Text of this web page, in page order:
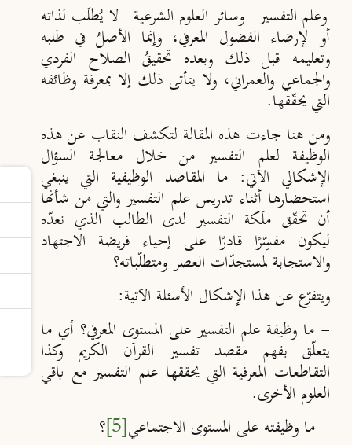
وعلم التفسير -وسائر العلوم الشرعية- لا يطلب لذاته
أو لإرضاء الفضول المعرفي، وإنما الأصلفي طلبه
وتعليمه قبل ذلك وبعده تحقيقُ الصلاح الفردي
والجماعي والعمراني، ولا يتأتى ذلك إلا بمعرفة وظائفه
التي يحقّقها.
ومن هنا جاءت هذه المقالة لتكشف النقاب عن هذه
الوظيفة لعلم التفسير من خلال معالجة السؤال
الإشكالي الآتي: ما المقاصد الوظيفية التي ينبغي
استحضارها أثناء تدريس علم التفسير والتي من شأنها
أن تحقّق ملَكة التفسير لدى الطالب الذي نعدّه
ليكون مفسِّرًا قادرًا على إحياء فريضة الاجتهاد
والاستجابة لمستجدّات العصر ومتطلّباته؟
ويتفرّع عن هذا الإشكال الأسئلة الآتية:
- ما وظيفة علم التفسير على المستوى المعرفي؟ أي ما
يتعلّق بفهم مقصد تفسير القرآن الكريم وكذا
التقاطعات المعرفية التي يحققها علم التفسير مع باقي
العلوم الأخرى.
- ما وظيفته على المستوى الاجتماعي[5] ؟